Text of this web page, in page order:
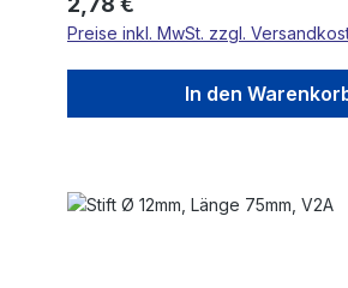
Preise inkl. MwSt. zzgl.
In den